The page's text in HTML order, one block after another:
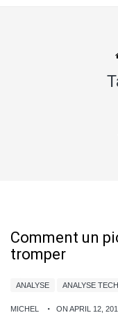
Comment un
tromper
ANALYSE ANALYSE
MICHEL ON APRIL 12,